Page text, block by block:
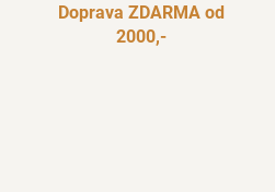
Doprava ZDARMA od
2000,-